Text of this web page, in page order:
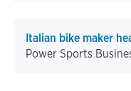
Italian bike maker
Power Sports